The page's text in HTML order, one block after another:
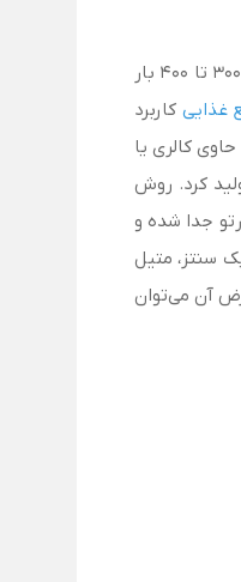
سدیم ساخارین (sodium saccharin) یا E954 یا همان بنزوئیل سولفیمید یک شیرین کننده مصنوعی و غیرمغذی و نیز یک جامد بلوری سفید رنگ است. این ماده حدود ۳۰۰ تا ۴۰۰ بار
غذایی کاربرد
کالری یا
کرد. روش
جدا شده و
سنتز، متیل
آن می‌توان